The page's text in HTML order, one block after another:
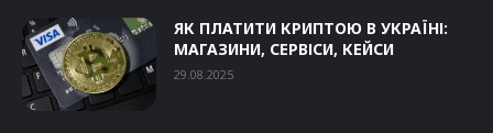
ЯК ПЛАТИТИ КРИПТОЮ В УКРАЇНІ:
МАГАЗИНИ, СЕРВІСИ, КЕЙСИ
29.08.2025